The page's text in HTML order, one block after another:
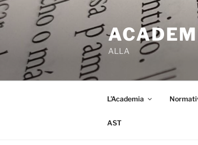
Skip
to
content
ALLA
L’Academia
AST